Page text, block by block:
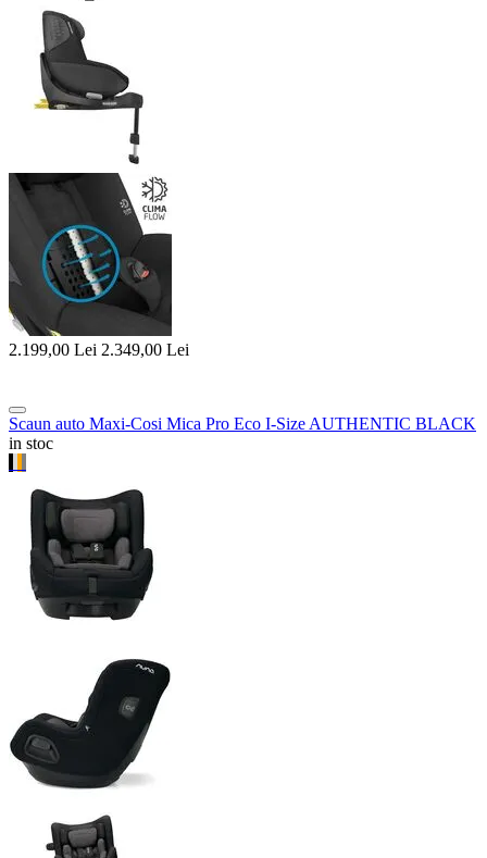
2.199,00 Lei 2.349,00 Lei
Scaun auto Maxi-Cosi Mica Pro Eco I-Size AUTHENTIC BLACK
in stoc